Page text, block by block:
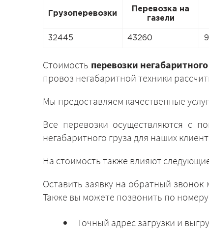
Грузоперевозки
Перевозка на
газели
32445 43260
Стоимость перевозки
провоз негабаритной техники
Мы предоставляем качественные
Все перевозки осуществляются с
негабаритного груза для наших
На стоимость также влияют
Оставить заявку на обратный
Также вы можете позвонить по номеру
Точный адрес загрузки и